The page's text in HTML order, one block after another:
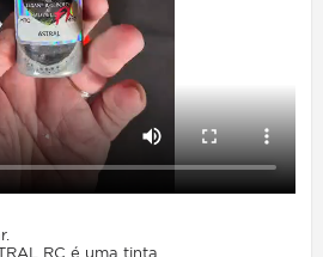
RC é uma tinta